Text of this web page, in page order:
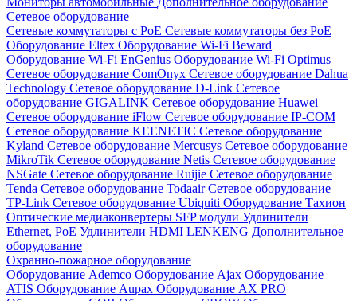
Сетевое оборудование
Сетевые коммутаторы с РоЕ Сетевые коммутаторы без РоЕ
Оборудование Eltex Оборудование Wi-Fi Beward
Оборудование Wi-Fi EnGenius Оборудование Wi-Fi Optimus
Сетевое оборудование ComOnyx Сетевое оборудование Dahua
Technology Сетевое оборудование D-Link Сетевое
оборудование GIGALINK Сетевое оборудование Huawei
Сетевое оборудование iFlow Сетевое оборудование IP-COM
Сетевое оборудование KEENETIC Сетевое оборудование
Kyland Сетевое оборудование Mercusys Сетевое оборудование
MikroTik Сетевое оборудование Netis Сетевое оборудование
NSGate Сетевое оборудование Ruijie Сетевое оборудование
Tenda Сетевое оборудование TodaairСетевое оборудование
TP-Link Сетевое оборудование Ubiquiti Оборудование Тахион
Оптические медиаконвертеры SFP модули Удлинители
Ethernet, PoE Удлинители HDMI LENKENG Дополнительное
оборудование
Охранно-пожарное оборудование
Оборудование Ademco Оборудование Ajax Оборудование
ATIS Оборудование Aupax Оборудование AX PRO